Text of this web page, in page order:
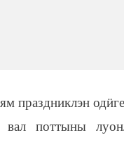
праздниклэн одӥ
поттыны